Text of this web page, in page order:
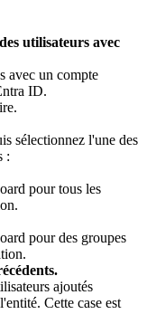
utilisateurs avec
avec un compte
ID.
sélectionnez l'une des
:
pour tous les
pour des groupes
ajoutés
Cette case est